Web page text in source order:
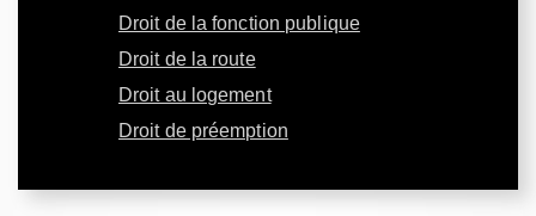
Droit de la fonction publique
Droit de la route
Droit au logement
Droit de préemption